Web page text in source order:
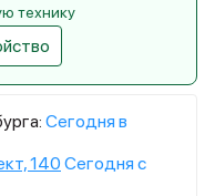
Сегодня в
140 Сегодня с
технику